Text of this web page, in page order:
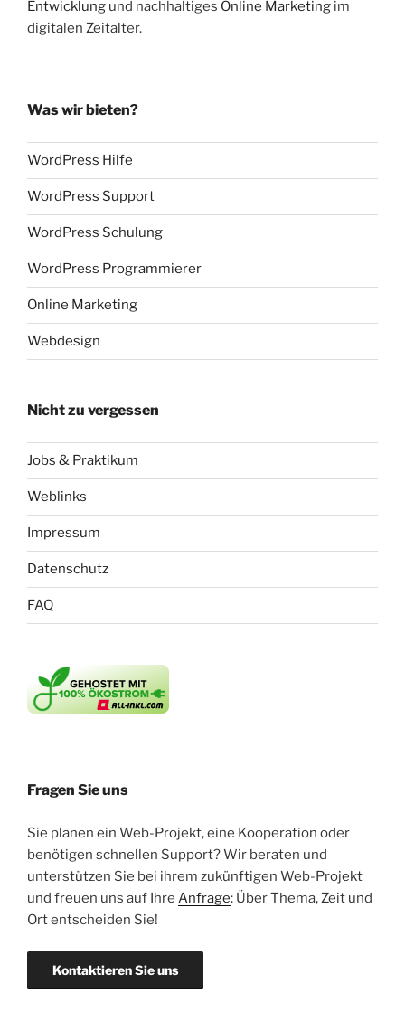
Entwicklung und nachhaltiges Online Marketing im
digitalen Zeitalter.
Was wir bieten?
WordPress Hilfe
WordPress Support
WordPress Schulung
WordPress Programmierer
Online Marketing
Webdesign
Nicht zu vergessen
Jobs & Praktikum
Weblinks
Impressum
Datenschutz
FAQ
Fragen Sie uns
Sie planen ein Web-Projekt, eine Kooperation oder
benötigen schnellen Support? Wir beraten und
unterstützen Sie bei ihrem zukünftigen Web-Projekt
und freuen uns auf Ihre Anfrage: Über Thema, Zeit und
Ort entscheiden Sie!
Kontaktieren Sie uns